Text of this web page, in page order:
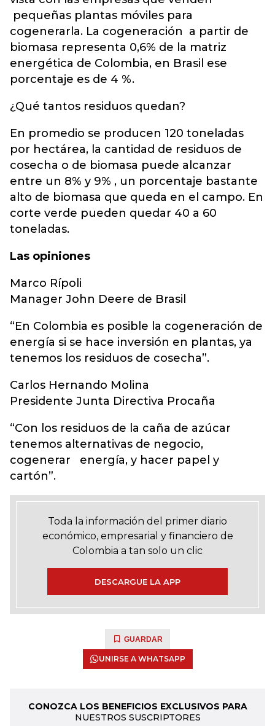
pequeñas plantas móviles para
cogenerarla. La cogeneración a partir de
biomasa representa 0,6% de la matriz
energética de Colombia, en Brasil ese
porcentaje es de 4 %.
¿Qué tantos residuos quedan?
En promedio se producen 120 toneladas
por hectárea, la cantidad de residuos de
cosecha o de biomasa puede alcanzar
entre un 8% y 9% , un porcentaje bastante
alto de biomasa que queda en el campo. En
corte verde pueden quedar 40 a 60
toneladas.
Las opiniones
Marco Rípoli
Manager John Deere de Brasil
“En Colombia es posible la cogeneración de
energía si se hace inversión en plantas, ya
tenemos los residuos de cosecha”.
Carlos Hernando Molina
Presidente Junta Directiva Procaña
“Con los residuos de la caña de azúcar
tenemos alternativas de negocio,
cogenerar energía, y hacer papel y
cartón”.
Toda la información del primer diario
económico, empresarial y financiero de
Colombia a tan solo un clic
DESCARGUE LA APP
GUARDAR
UNIRSE A WHATSAPP
CONOZCA LOS BENEFICIOS EXCLUSIVOS PARA
NUESTROS SUSCRIPTORES